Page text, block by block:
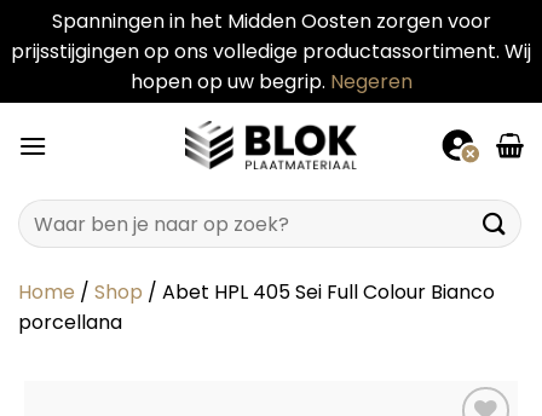
Spanningen in het Midden Oosten zorgen voor
prijsstijgingen op ons volledige productassortiment. Wij
hopen op uw begrip. Negeren
naar
Zoeken
naar:
Home / Shop / Abet HPL 405 Sei Full Colour Bianco
porcellana